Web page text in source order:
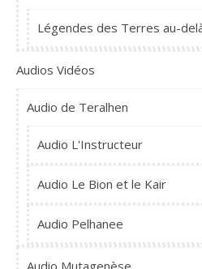
Légendes des Terres au-
Audios Vidéos
Audio de Teralhen
Audio L'Instructeur
Audio Le Bion et le Kair
Audio Pelhanee